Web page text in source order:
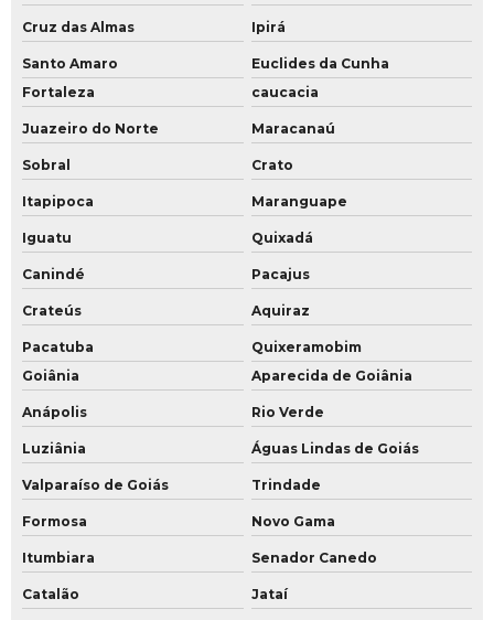
Cruz das Almas Ipirá
Santo Amaro
Euclides da Cunha
Fortaleza
caucacia
Juazeiro do Norte Maracanaú
Sobral Crato
Itapipoca Maranguape
Iguatu Quixadá
Canindé Pacajus
Crateús Aquiraz
Pacatuba
Quixeramobim
Goiânia
Aparecida de Goiânia
Anápolis Rio Verde
Luziânia Águas Lindas de Goiás
Valparaíso de Goiás Trindade
Formosa Novo Gama
Itumbiara Senador Canedo
Catalão Jataí